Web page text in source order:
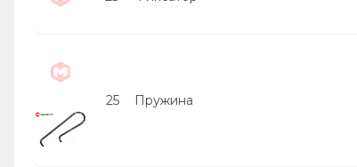
25 Пружина